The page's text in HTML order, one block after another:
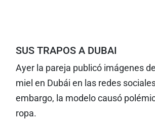
SUS TRAPOS A DUBAI
Ayer la pareja publicó imágenes
miel en Dubái en las redes
embargo, la modelo causó
ropa.